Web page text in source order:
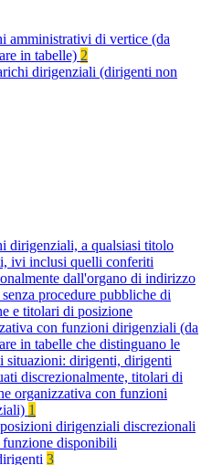
amministrativi di vertice (da
in tabelle) 2
dirigenziali (dirigenti non
dirigenziali, a qualsiasi titolo
ivi inclusi quelli conferiti
dall'organo di indirizzo
procedure pubbliche di
e titolari di posizione
con funzioni dirigenziali (da
in tabelle che distinguano le
situazioni: dirigenti, dirigenti
discrezionalmente, titolari di
organizzativa con funzioni
1
dirigenziali discrezionali
funzione disponibili
3